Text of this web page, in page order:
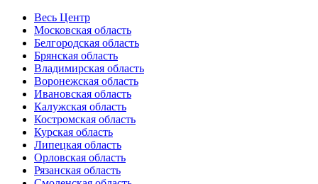
Весь Центр
Московская область
Белгородская область
Брянская область
Владимирская область
Воронежская область
Ивановская область
Калужская область
Костромская область
Курская область
Липецкая область
Орловская область
Рязанская область